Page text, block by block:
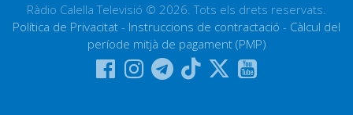
Ràdio Calella Televisió © 2026. Tots els drets reservats.
Política de Privacitat - Instruccions de contractació - Càlcul del
període mitjà de pagament (PMP)